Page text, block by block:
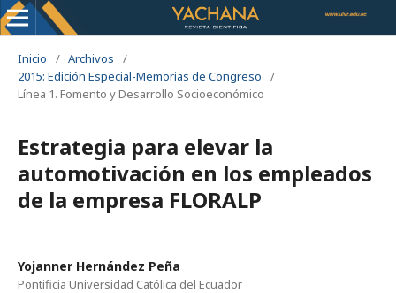
Inicio / Archivos
/
2015: Edición Especial-Memorias de Congreso
/
Línea 1. Fomento y Desarrollo Socioeconómico
Estrategia para elevar la
automotivación en los empleados
de la empresa FLORALP
Yojanner Hernández Peña
Pontificia Universidad Católica del Ecuador